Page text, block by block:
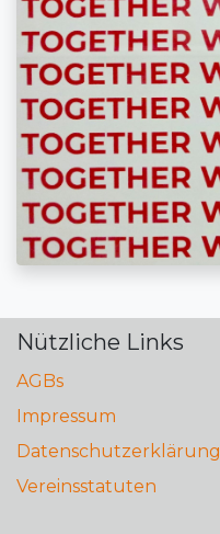
Nützliche Links
AGBs
Impressum
Datenschutzerklärung
Vereinsstatuten